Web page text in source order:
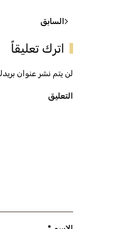
السابق
اترك تعليقاً
لن يتم نشر عنوان
التعليق